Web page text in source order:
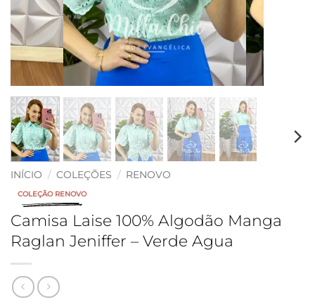
INÍCIO / COLEÇÕES / RENOVO
COLEÇÃO RENOVO
Camisa Laise 100% Algodão Manga
Raglan Jeniffer – Verde Agua